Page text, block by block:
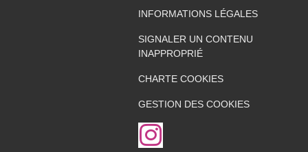
INFORMATIONS LÉGALES
SIGNALER UN CONTENU
INAPPROPRIÉ
CHARTE COOKIES
GESTION DES COOKIES